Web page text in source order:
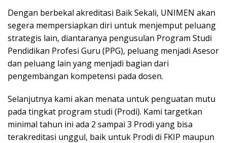
Dengan berbekal akreditasi Baik Sekali, UNIMEN akan
segera mempersiapkan diri untuk menjemput peluang
strategis lain, diantaranya pengusulan Program Studi
Pendidikan Profesi Guru (PPG), peluang menjadi Asesor
dan peluang lain yang menjadi bagian dari
pengembangan kompetensi pada dosen.
Selanjutnya kami akan menata untuk penguatan mutu
pada tingkat program studi (Prodi). Kami targetkan
minimal tahun ini ada 2 sampai 3 Prodi yang bisa
terakreditasi unggul, baik untuk Prodi di FKIP maupun